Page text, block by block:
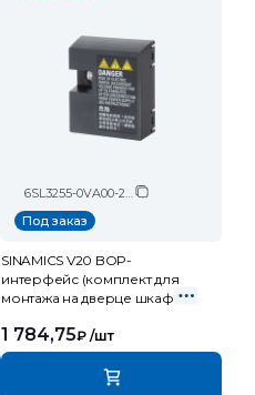
6SL3255-0VA00-2AA1
Под заказ
SINAMICS V20 BOP-
интерфейс (комплект для
монтажа на дверце шкафа
1 784,75₽ /шт